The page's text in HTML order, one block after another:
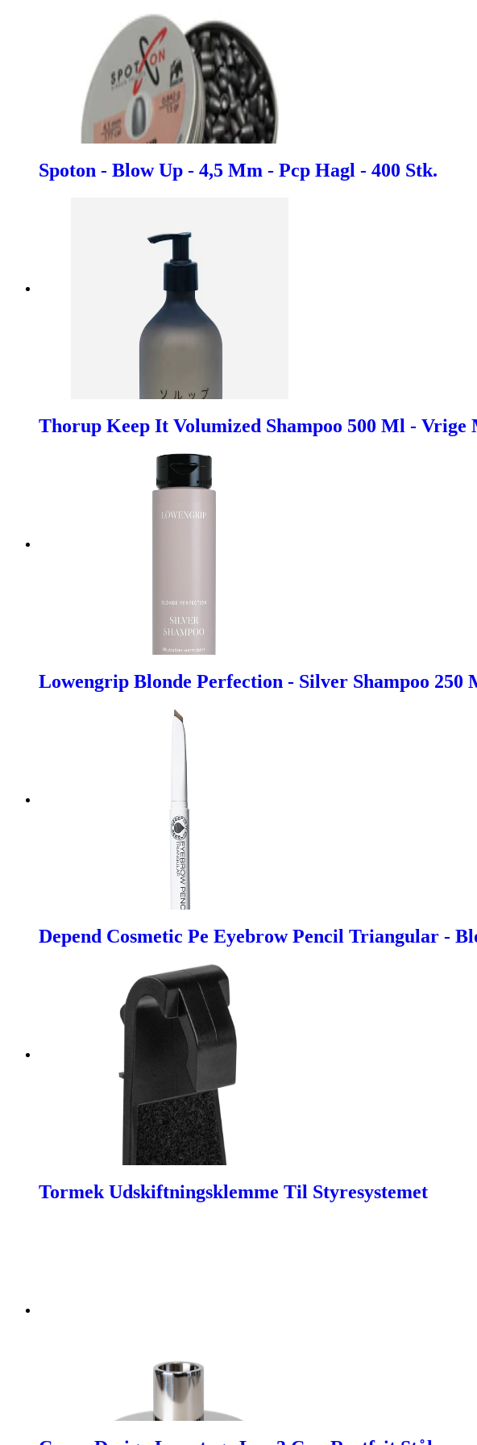
Spoton - Blow Up - 4,5 Mm - Pcp Hagl - 400 Stk.
Thorup Keep It Volumized Shampoo 500 Ml -
Lowengrip Blonde Perfection - Silver Shampoo 250
Depend Cosmetic Pe Eyebrow Pencil Triangular -
Tormek Udskiftningsklemme Til Styresystemet